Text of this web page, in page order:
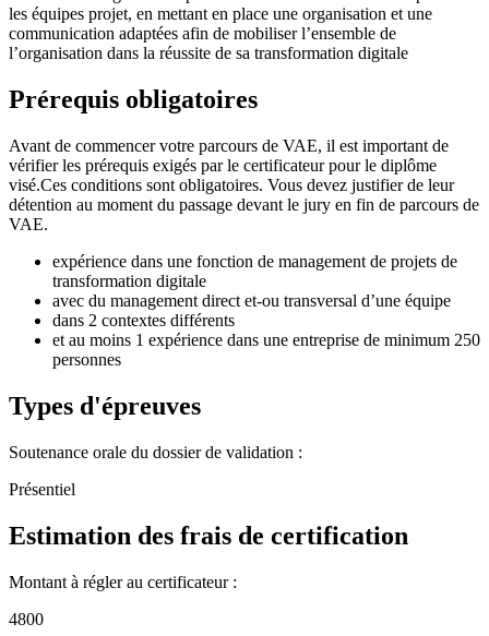
les équipes projet, en mettant en place une organisation et une
communication adaptées afin de mobiliser l’ensemble de
l’organisation dans la réussite de sa transformation digitale
Prérequis obligatoires
Avant de commencer votre parcours de VAE, il est important de
vérifier les prérequis exigés par le certificateur pour le diplôme
visé.Ces conditions sont obligatoires. Vous devez justifier de leur
détention au moment du passage devant le jury en fin de parcours de
VAE.
expérience dans une fonction de management de projets de
transformation digitale
avec du management direct et-ou transversal d’une équipe
dans 2 contextes différents
et au moins 1 expérience dans une entreprise de minimum 250
personnes
Types d'épreuves
Soutenance orale du dossier de validation :
Présentiel
Estimation des frais de certification
Montant à régler au certificateur :
4800